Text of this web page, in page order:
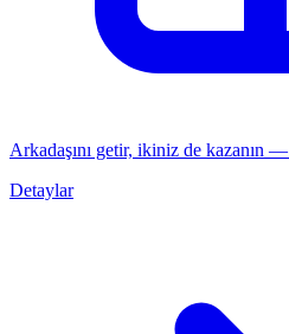
Arkadaşını getir, ikiniz de kazanın —
Detaylar